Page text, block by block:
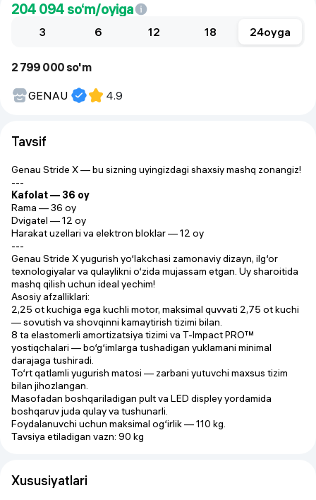
204 094 so‘m/oyiga
3 6 12 18 24oyga
2 799 000 so'm
GENAU
4.9
Tavsif
Genau Stride X — bu sizning uyingizdagi shaxsiy mashq zonangiz!
---
Kafolat — 36 oy
Rama — 36 oy
Dvigatel — 12 oy
Harakat uzellari va elektron bloklar — 12 oy
---
Genau Stride X yugurish yo‘lakchasi zamonaviy dizayn, ilg‘or
texnologiyalar va qulaylikni o‘zida mujassam etgan. Uy sharoitida
mashq qilish uchun ideal yechim!
Asosiy afzalliklari:
2,25 ot kuchiga ega kuchli motor, maksimal quvvati 2,75 ot kuchi
— sovutish va shovqinni kamaytirish tizimi bilan.
8 ta elastomerli amortizatsiya tizimi va T-Impact PRO™
yostiqchalari — bo‘g‘imlarga tushadigan yuklamani minimal
darajaga tushiradi.
To‘rt qatlamli yugurish matosi — zarbani yutuvchi maxsus tizim
bilan jihozlangan.
Masofadan boshqariladigan pult va LED displey yordamida
boshqaruv juda qulay va tushunarli.
Foydalanuvchi uchun maksimal og‘irlik — 110 kg.
Tavsiya etiladigan vazn: 90 kg
Xususiyatlari